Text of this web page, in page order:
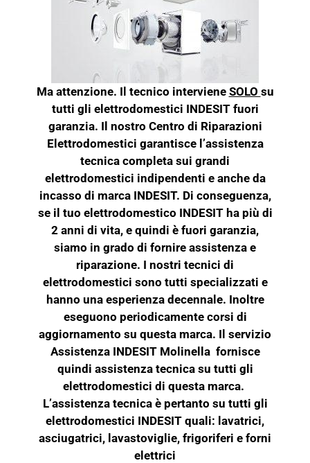
Ma attenzione. Il tecnico interviene SOLO su
tutti gli elettrodomestici INDESIT fuori
garanzia. Il nostro Centro di Riparazioni
Elettrodomestici garantisce l’assistenza
tecnica completa sui grandi
elettrodomestici indipendenti e anche da
incasso di marca INDESIT. Di conseguenza,
se il tuo elettrodomestico INDESIT ha più di
2 anni di vita, e quindi è fuori garanzia,
siamo in grado di fornire assistenza e
riparazione. I nostri tecnici di
elettrodomestici sono tutti specializzati e
hanno una esperienza decennale. Inoltre
eseguono periodicamente corsi di
aggiornamento su questa marca. Il servizio
Assistenza INDESIT Molinella fornisce
quindi assistenza tecnica su tutti gli
elettrodomestici di questa marca.
L’assistenza tecnica è pertanto su tutti gli
elettrodomestici INDESIT quali: lavatrici,
asciugatrici, lavastoviglie, frigoriferi e forni
elettrici